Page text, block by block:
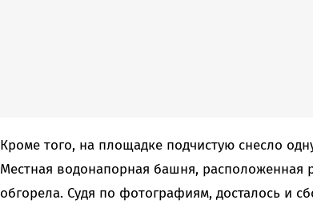
Кроме того, на площадке подчистую снесло
Местная водонапорная башня, расположенная
обгорела. Судя по фотографиям, досталось и